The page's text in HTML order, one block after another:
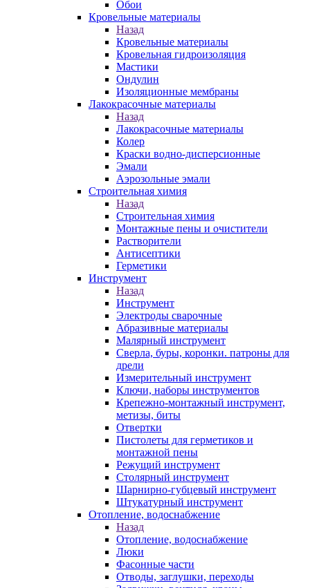
Обои
Кровельные материалы
Назад
Кровельные материалы
Кровельная гидроизоляция
Мастики
Ондулин
Изоляционные мембраны
Лакокрасочные материалы
Назад
Лакокрасочные материалы
Колер
Краски водно-дисперсионные
Эмали
Аэрозольные эмали
Строительная химия
Назад
Строительная химия
Монтажные пены и очистители
Растворители
Антисептики
Герметики
Инструмент
Назад
Инструмент
Электроды сварочные
Абразивные материалы
Малярный инструмент
Сверла, буры, коронки. патроны для
дрели
Измерительный инструмент
Ключи, наборы инструментов
Крепежно-монтажный инструмент,
метизы, биты
Отвертки
Пистолеты для герметиков и
монтажной пены
Режущий инструмент
Столярный инструмент
Шарнирно-губцевый инструмент
Штукатурный инструмент
Отопление, водоснабжение
Назад
Отопление, водоснабжение
Люки
Фасонные части
Отводы, заглушки, переходы